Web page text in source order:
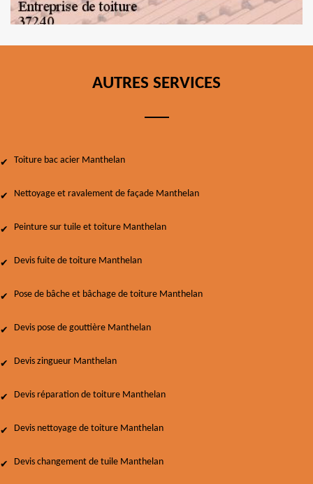
AUTRES SERVICES
Toiture bac acier Manthelan
Nettoyage et ravalement de façade Manthelan
Peinture sur tuile et toiture Manthelan
Devis fuite de toiture Manthelan
Pose de bâche et bâchage de toiture Manthelan
Devis pose de gouttière Manthelan
Devis zingueur Manthelan
Devis réparation de toiture Manthelan
Devis nettoyage de toiture Manthelan
Devis changement de tuile Manthelan